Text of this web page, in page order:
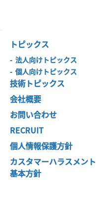
トピックス
- 法人向けトピックス
- 個人向けトピックス
技術トピックス
会社概要
お問い合わせ
RECRUIT
個人情報保護方針
カスタマーハラスメント
基本方針